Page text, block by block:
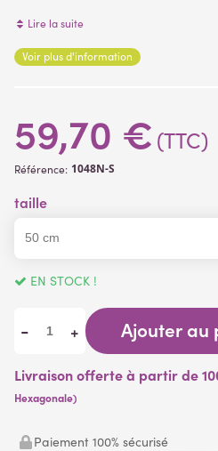
3 Dimensions:
- hauteur 65 cm envergure 65 cm
Lire la suite
Voir plus d'information
59,70 € (TTC)
Référence: 1048N-S
taille
EN STOCK !
- + Ajouter au
Livraison offerte à partir de
Hexagonale)
Paiement 100% sécurisé